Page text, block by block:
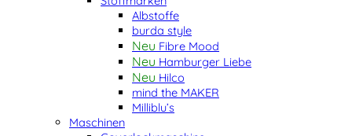
Albstoffe
burda style
Fibre Mood
Hamburger Liebe
Hilco
mind the MAKER
Milliblu’s
Maschinen